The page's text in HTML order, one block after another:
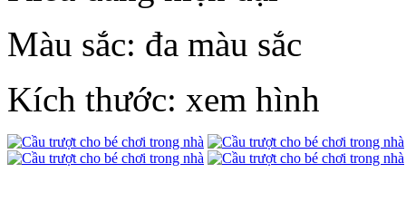
Màu sắc: đa màu sắc
Kích thước: xem hình